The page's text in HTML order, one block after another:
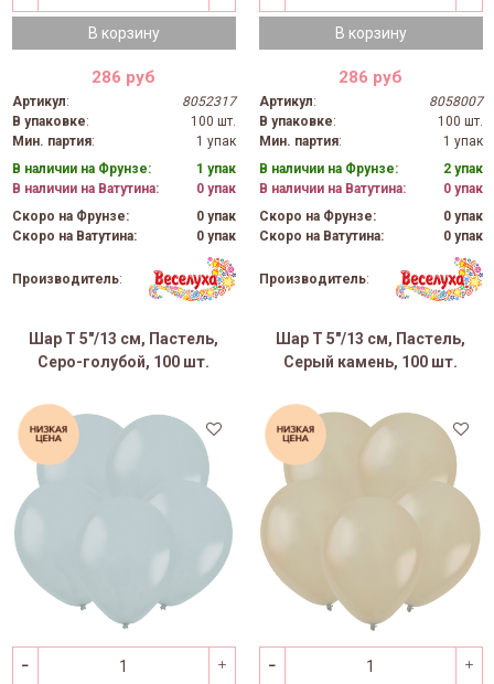
В корзину
286 руб
Артикул:
8052317
В упаковке:
100 шт.
Мин. партия:
1 упак
В наличии на Фрунзе:
1 упак
В наличии на Ватутина:
0 упак
Скоро на Фрунзе:
0 упак
Скоро на Ватутина:
0 упак
Производитель:
В корзину
286 руб
Артикул:
8058007
В упаковке:
100 шт.
Мин. партия:
1 упак
В наличии на Фрунзе:
2 упак
В наличии на Ватутина:
0 упак
Скоро на Фрунзе:
0 упак
Скоро на Ватутина:
0 упак
Производитель:
Шар Т 5"/13 см, Пастель,
Серо-голубой, 100 шт.
Шар Т 5"/13 см, Пастель,
Серый камень, 100 шт.